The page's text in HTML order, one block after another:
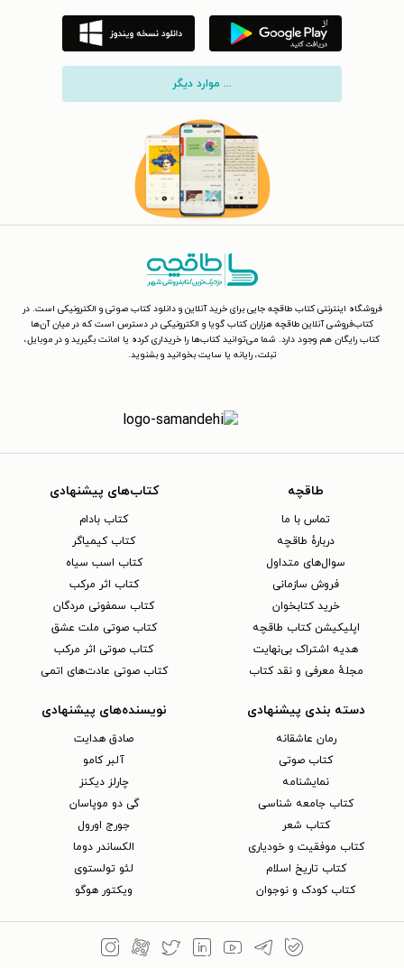
... موارد دیگر
فروشگاه اینترنتی کتاب طاقچه جایی برای خرید آنلاین و دانلود کتاب صوتی و الکترونیکی است. در
کتاب‌فروشی آنلاین طاقچه هزاران کتاب گویا و الکترونیکی در دسترس است که در میان آن‌ها
کتاب رایگان هم وجود دارد. شما می‌توانید کتاب‌ها را خریداری کرده یا امانت بگیرید و در موبایل،
تبلت، رایانه یا سایت بخوانید و بشنوید.
طاقچه
تماس با ما
دربارهٔ طاقچه
سوال‌های متداول
فروش سازمانی
خرید کتابخوان
اپلیکیشن کتاب طاقچه
هدیه اشتراک بی‌نهایت
مجلهٔ معرفی و نقد کتاب
کتاب‌های پیشنهادی
کتاب بادام
کتاب کیمیاگر
کتاب اسب سیاه
کتاب اثر مرکب
کتاب سمفونی مردگان
کتاب صوتی ملت عشق
کتاب صوتی اثر مرکب
کتاب صوتی عادت‌های اتمی
دسته بندی پیشنهادی
رمان عاشقانه
کتاب‌ صوتی
نمایشنامه
کتاب جامعه شناسی
کتاب شعر
کتاب موفقیت و خودیاری
کتاب تاریخ اسلام
کتاب کودک و نوجوان
نویسنده‌های پیشنهادی
صادق هدایت
آلبر کامو
چارلز دیکنز
گی دو موپاسان
جورج اورول
الکساندر دوما
لئو تولستوی
ویکتور هوگو